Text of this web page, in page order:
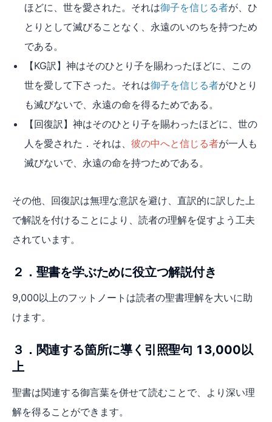
ほどに、世を愛された。それは御子を信じる者が、ひ
とりとして滅びることなく、永遠のいのちを持つため
である。
【KG訳】神はそのひとり子を賜わったほどに、この
世を愛して下さった。それは御子を信じる者がひとり
も滅びないで、永遠の命を得るためである。
【回復訳】神はそのひとり子を賜わったほどに、世の
人を愛された．それは、 彼の中へと信じる者が一人も
滅びないで、永遠の命を持つためである。
その他、回復訳は無理な意訳を避け、直訳的に訳した上
で解説を付けることにより、読者の理解を促すよう工夫
されています。
２．聖書を学ぶために役立つ解説付き
9,000以上のフットノートは読者の聖書理解を大いに助
けます。
３．関連する箇所に導く引照聖句 13,000以
上
聖書は関連する御言葉を併せて読むことで、より深い理
解を得ることができます。